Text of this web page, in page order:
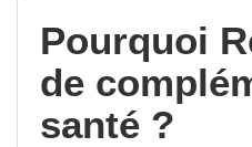
Pourquoi
de
santé ?